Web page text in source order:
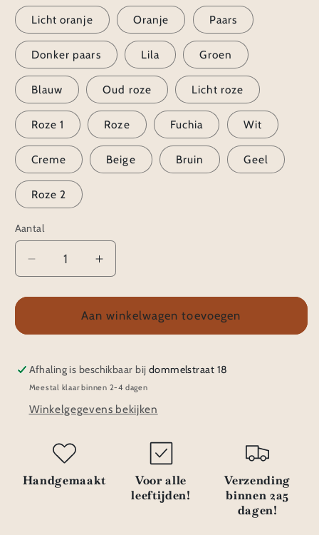
Licht oranje Oranje Paars
Donker paars Lila Groen
Blauw Oud roze Licht roze
Roze 1 Roze Fuchia Wit
Creme Beige Bruin Geel
Roze 2
Aantal
Aantal
verlagen
voor
Haarspeldjes
klik
|
Enkel/duo
Aantal
verhogen
voor
Haarspeldjes
klik
|
Enkel/duo
Aan winkelwagen toevoegen
Afhaling is beschikbaar bij dommelstraat 18
Meestal klaar binnen 2-4 dagen
Winkelgegevens bekijken
Handgemaakt
Voor alle
leeftijden!
Verzending
binnen 2a5
dagen!